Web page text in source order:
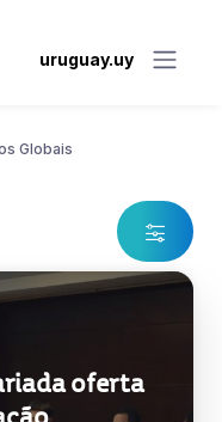
uruguay.uy
Globais
oferta